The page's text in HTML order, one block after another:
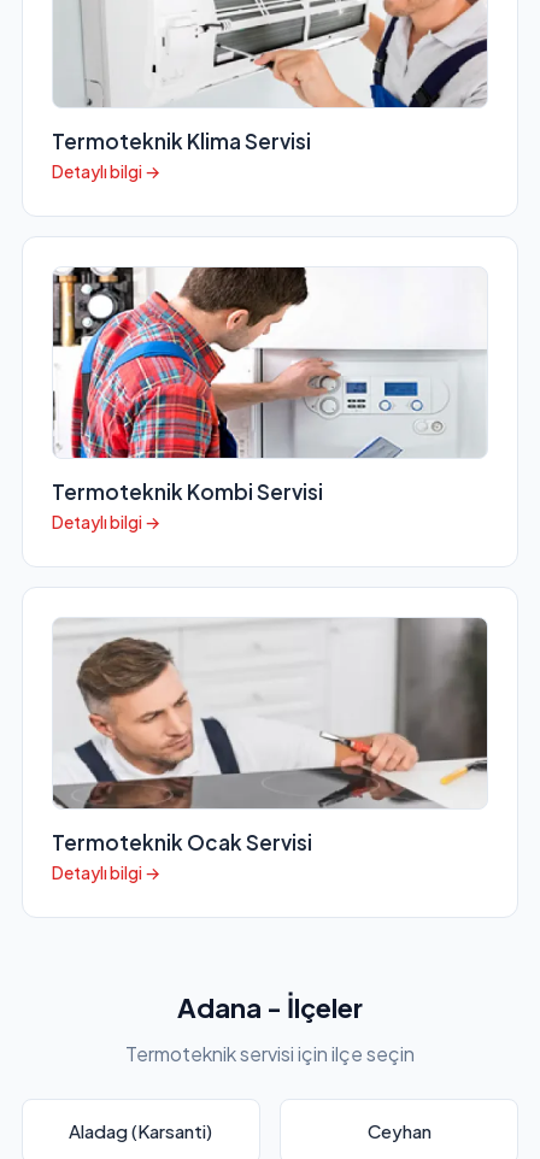
Termoteknik Klima Servisi
Detaylı bilgi →
Termoteknik Kombi Servisi
Detaylı bilgi →
Termoteknik Ocak Servisi
Detaylı bilgi →
Adana - İlçeler
Termoteknik servisi için ilçe seçin
Aladag (Karsanti) Ceyhan